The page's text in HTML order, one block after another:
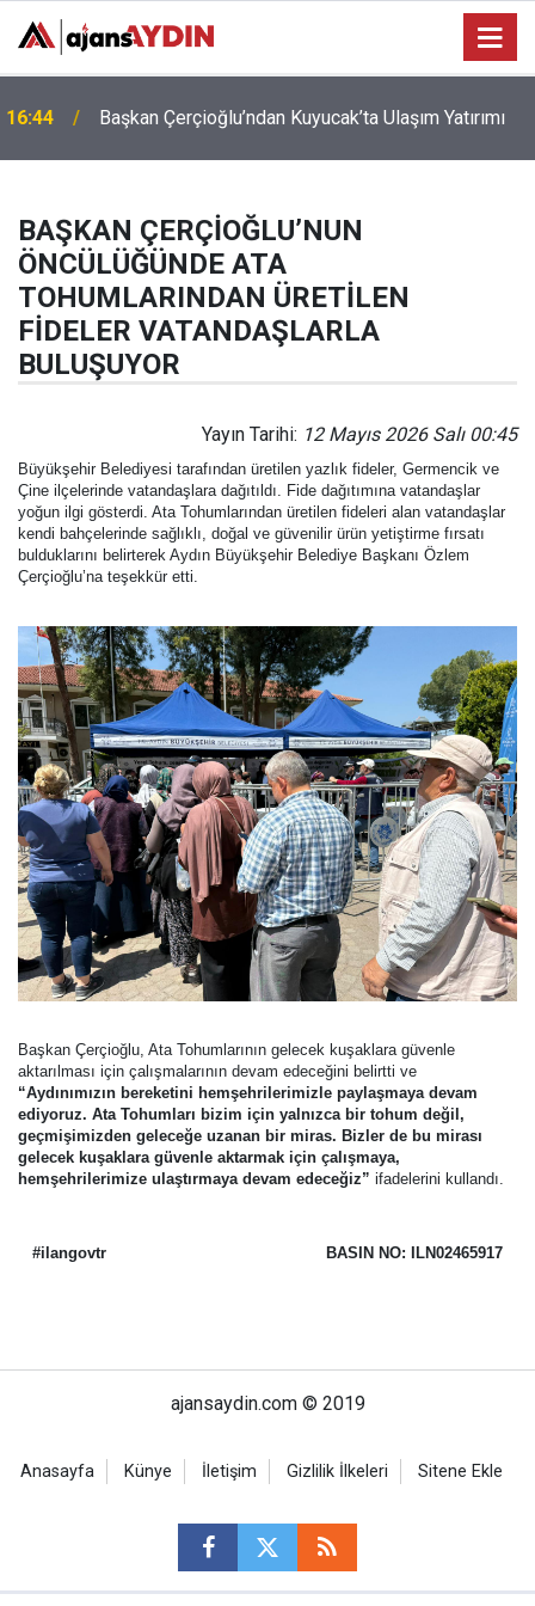
16:44 Başkan Çerçioğlu’ndan Kuyucak’ta Ulaşım Yatırımı
BAŞKAN ÇERÇİOĞLU’NUN
ÖNCÜLÜĞÜNDE ATA
TOHUMLARINDAN ÜRETİLEN
FİDELER VATANDAŞLARLA
BULUŞUYOR
Yayın Tarihi: 12 Mayıs 2026 Salı 00:45
Büyükşehir Belediyesi tarafından üretilen yazlık fideler, Germencik ve
Çine ilçelerinde vatandaşlara dağıtıldı. Fide dağıtımına vatandaşlar
yoğun ilgi gösterdi. Ata Tohumlarından üretilen fideleri alan vatandaşlar
kendi bahçelerinde sağlıklı, doğal ve güvenilir ürün yetiştirme fırsatı
bulduklarını belirterek Aydın Büyükşehir Belediye Başkanı Özlem
Çerçioğlu’na teşekkür etti.
Başkan Çerçioğlu, Ata Tohumlarının gelecek kuşaklara güvenle
aktarılması için çalışmalarının devam edeceğini belirtti ve
“Aydınımızın bereketini hemşehrilerimizle paylaşmaya devam
ediyoruz. Ata Tohumları bizim için yalnızca bir tohum değil,
geçmişimizden geleceğe uzanan bir miras. Bizler de bu mirası
gelecek kuşaklara güvenle aktarmak için çalışmaya,
hemşehrilerimize ulaştırmaya devam edeceğiz” ifadelerini kullandı.
#ilangovtr BASIN NO: ILN02465917
ajansaydin.com © 2019
Anasayfa Künye İletişim Gizlilik İlkeleri Sitene Ekle